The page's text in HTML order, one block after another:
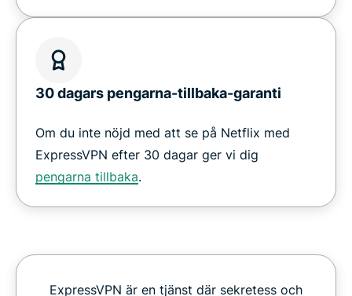
30 dagars pengarna-tillbaka-garanti
Om du inte nöjd med att se på Netflix med
ExpressVPN efter 30 dagar ger vi dig
pengarna tillbaka.
ExpressVPN är en tjänst där sekretess och